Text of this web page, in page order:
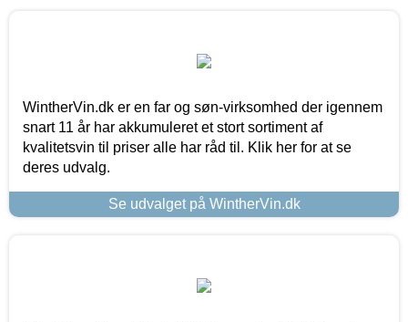
WintherVin.dk er en far og søn-virksomhed der igennem
snart 11 år har akkumuleret et stort sortiment af
kvalitetsvin til priser alle har råd til. Klik her for at se
deres udvalg.
Se udvalget på WintherVin.dk